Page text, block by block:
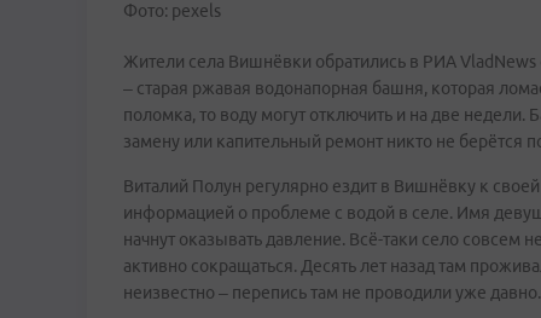
Фото: pexels
Жители села Вишнёвки обратились в РИА
– старая ржавая водонапорная башня, которая
поломка, то воду могут отключить и на две
замену или капительный ремонт никто не берётся
Виталий Полун регулярно ездит в Вишнёвку к
информацией о проблеме с водой в селе. Имя
начнут оказывать давление. Всё-таки село совсем
активно сокращаться. Десять лет назад там
неизвестно – перепись там не проводили уже давно.